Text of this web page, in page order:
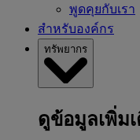
พูดคุยกับเรา
สำหรับองค์กร
ทรัพยากร
ดูข้อมูลเพิ่มเ